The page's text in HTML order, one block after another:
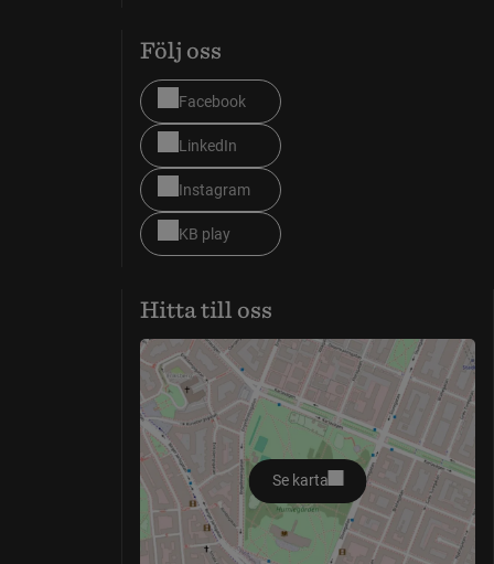
Följ oss
Facebook
LinkedIn
Instagram
KB play
Hitta till oss
Se karta
öppnas i nytt fönster